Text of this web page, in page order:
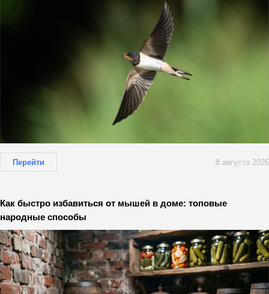
Перейти 8 августа 2026
Как быстро избавиться от мышей в доме: топовые
народные способы